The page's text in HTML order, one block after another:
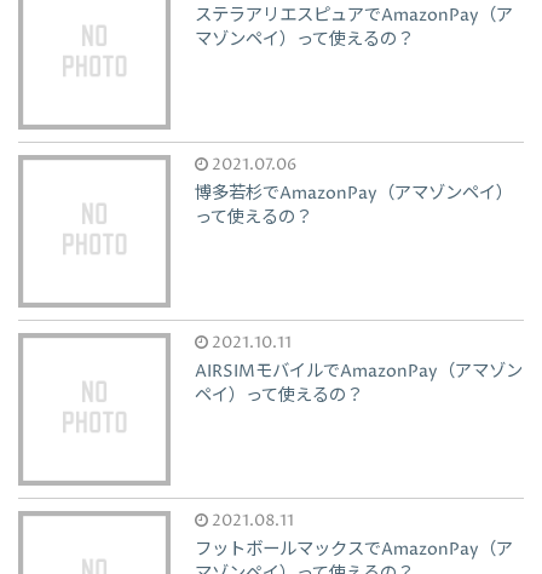
ステラアリエスピュアでAmazonPay（ア
マゾンペイ）って使えるの？
2021.07.06
博多若杉でAmazonPay（アマゾンペイ）
って使えるの？
2021.10.11
AIRSIMモバイルでAmazonPay（アマゾン
ペイ）って使えるの？
2021.08.11
フットボールマックスでAmazonPay（ア